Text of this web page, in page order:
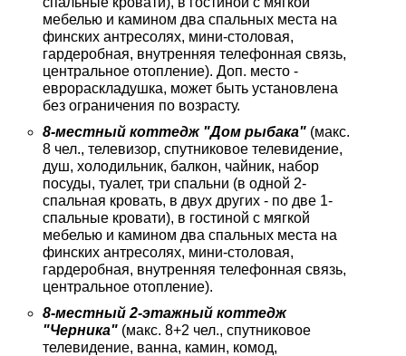
мебелью и камином два спальных места на
финских антресолях, мини-столовая,
гардеробная, внутренняя телефонная связь,
центральное отопление). Доп. место -
еврораскладушка, может быть установлена
без ограничения по возрасту.
8-местный коттедж "Дом рыбака" (макс.
8 чел., телевизор, спутниковое телевидение,
душ, холодильник, балкон, чайник, набор
посуды, туалет, три спальни (в одной 2-
спальная кровать, в двух других - по две 1-
спальные кровати), в гостиной с мягкой
мебелью и камином два спальных места на
финских антресолях, мини-столовая,
гардеробная, внутренняя телефонная связь,
центральное отопление).
8-местный 2-этажный коттедж
"Черника" (макс. 8+2 чел., спутниковое
телевидение, ванна, камин, комод,